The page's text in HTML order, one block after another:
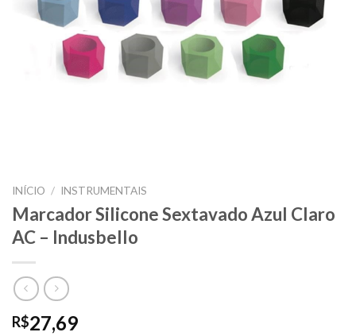
INÍCIO / INSTRUMENTAIS
Marcador Silicone Sextavado Azul Claro
AC – Indusbello
R$27,69